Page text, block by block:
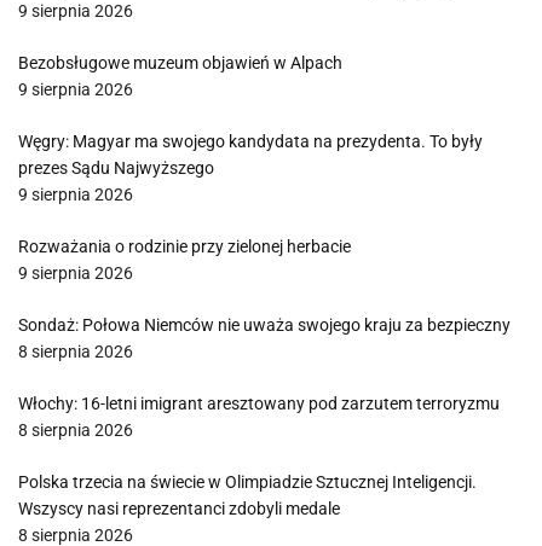
9 sierpnia 2026
Bezobsługowe muzeum objawień w Alpach
9 sierpnia 2026
Węgry: Magyar ma swojego kandydata na prezydenta. To były
prezes Sądu Najwyższego
9 sierpnia 2026
Rozważania o rodzinie przy zielonej herbacie
9 sierpnia 2026
Sondaż: Połowa Niemców nie uważa swojego kraju za bezpieczny
8 sierpnia 2026
Włochy: 16-letni imigrant aresztowany pod zarzutem terroryzmu
8 sierpnia 2026
Polska trzecia na świecie w Olimpiadzie Sztucznej Inteligencji.
Wszyscy nasi reprezentanci zdobyli medale
8 sierpnia 2026